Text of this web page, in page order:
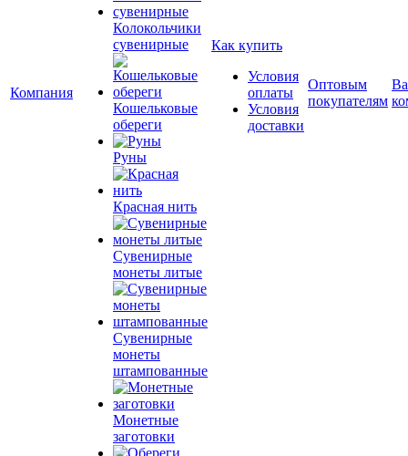
Компания
Колокольчики
сувенирные
Кошельковые
обереги
Руны
Красная нить
Сувенирные
монеты литые
Сувенирные
монеты
штампованные
Монетные
заготовки
Как купить
Условия
оплаты
Условия
доставки
Оптовым
покупателям